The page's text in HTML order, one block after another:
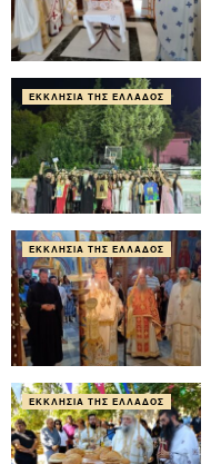
ΕΚΚΛΗΣΊΑ ΤΗΣ ΕΛΛΆΔΟΣ
ΕΚΚΛΗΣΊΑ ΤΗΣ ΕΛΛΆΔΟΣ
ΕΚΚΛΗΣΊΑ ΤΗΣ ΕΛΛΆΔΟΣ